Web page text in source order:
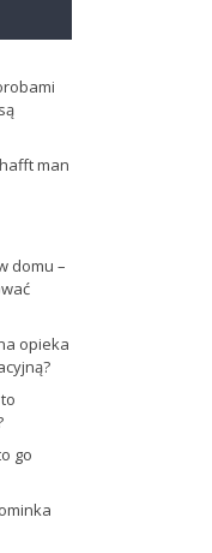
man
domu –
opieka
go